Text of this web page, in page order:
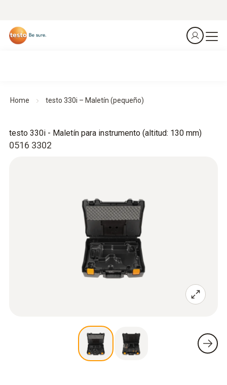
Home testo 330i – Maletín (pequeño)
0516 3302
testo 330i - Maletín para instrumento (altitud: 130 mm)